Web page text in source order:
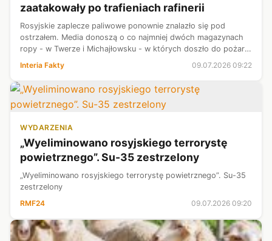
zaatakowały po trafieniach rafinerii
Rosyjskie zaplecze paliwowe ponownie znalazło się pod
ostrzałem. Media donoszą o co najmniej dwóch magazynach
ropy - w Twerze i Michajłowsku - w których doszło do pożaru
problemy w zakładach, j...
Interia Fakty 09.07.2026 09:22
WYDARZENIA
„Wyeliminowano rosyjskiego terrorystę
powietrznego”. Su-35 zestrzelony
„Wyeliminowano rosyjskiego terrorystę powietrznego”. Su-35
zestrzelony
RMF24
09.07.2026 09:20